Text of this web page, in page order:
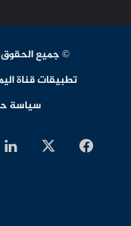
© جميع الحقوق
تطبيقات قناة
سياسة
فيسبوك